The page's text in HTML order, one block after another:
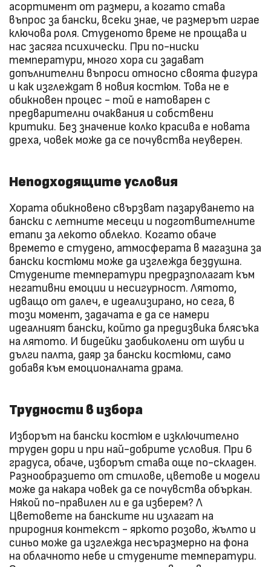
асортимент от размери, а когато става
въпрос за бански, всеки знае, че размерът играе
ключова роля. Студеното време не прощава и
нас засяга психически. При по-ниски
температури, много хора си задават
допълнителни въпроси относно своята фигура
и как изглеждат в новия костюм. Това не е
обикновен процес - той е натоварен с
предварителни очаквания и собствени
критики. Без значение колко красива е новата
дреха, човек може да се почувства неуверен.
Неподходящите условия
Хората обикновено свързват пазаруването на
бански с летните месеци и подготвителните
етапи за лекото облекло. Когато обаче
времето е студено, атмосферата в магазина за
бански костюми може да изглежда бездушна.
Студените температури предразполагат към
негативни емоции и несигурност. Лятото,
идващо от далеч, е идеализирано, но сега, в
този момент, задачата е да се намери
идеалният бански, който да предизвика блясъка
на лятото. И бидейки заобиколени от шуби и
дълги палта, даяр за бански костюми, само
добавя към емоционалната драма.
Трудности в избора
Изборът на бански костюм е изключително
труден дори и при най-добрите условия. При 6
градуса, обаче, изборът става още по-складен.
Разнообразието от стилове, цветове и модели
може да накара човек да се почувства объркан.
Някой по-правилен ли е да изберем? Л
Цветовете на банските ни излагат на
природния контекст - яркото розово, жълто и
синьо може да изглежда несъразмерно на фона
на облачното небе и студените температури.